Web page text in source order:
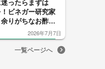
ったらまずは
！ビネガー研究家
りがちなお酢が
単活用術2026年7月7日
一覧ページへ